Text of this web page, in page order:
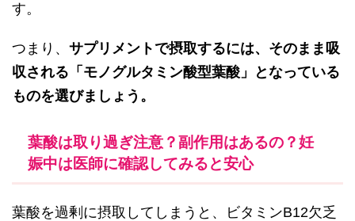
す。
つまり、 サプリメントで摂取するには、そのまま吸
収される「モノグルタミン酸型葉酸」となっている
ものを選びましょう。
葉酸は取り過ぎ注意？副作用はあるの？妊
娠中は医師に確認してみると安心
葉酸を過剰に摂取してしまうと、ビタミンB12欠乏